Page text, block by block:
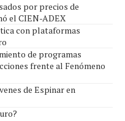
por precios de
el CIEN-ADEX
con plataformas
de programas
frente al Fenómeno
de Espinar en